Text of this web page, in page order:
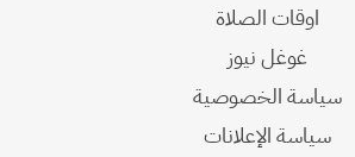
اوقات الصلاة
غوغل نيوز
سياسة الخصوصية
سياسة الإعلانات